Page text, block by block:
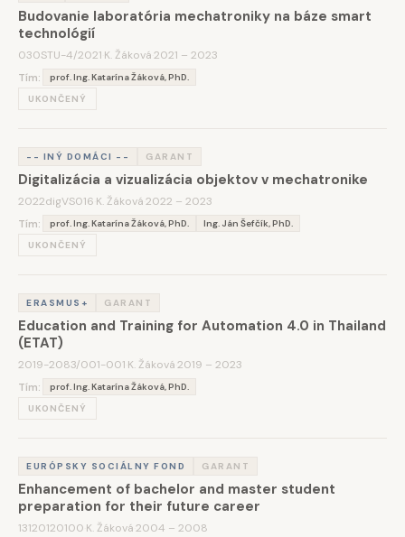
Budovanie laboratória mechatroniky na báze smart
technológií
030STU-4/2021 K. Žáková2021 – 2023
Tím:
prof. Ing. Katarína Žáková, PhD.
UKONČENÝ
-- INÝ DOMÁCI -- GARANT
Digitalizácia a vizualizácia objektov v mechatronike
2022digVS016 K. Žáková2022 – 2023
Tím: prof. Ing. Katarína Žáková, PhD.
Ing. Ján Šefčík, PhD.
UKONČENÝ
ERASMUS+ GARANT
Education and Training for Automation 4.0 in Thailand
(ETAT)
2019-2083/001-001 K. Žáková2019 – 2023
Tím:
prof. Ing. Katarína Žáková, PhD.
UKONČENÝ
EURÓPSKY SOCIÁLNY FOND GARANT
Enhancement of bachelor and master student
preparation for their future career
13120120100 K. Žáková2004 – 2008